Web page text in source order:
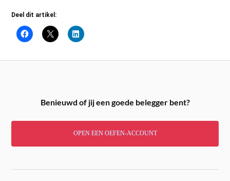
Deel dit artikel:
Benieuwd of jij een goede belegger bent?
OPEN EEN OEFEN-ACCOUNT